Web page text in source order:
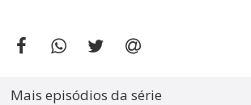
Mais episódios da série